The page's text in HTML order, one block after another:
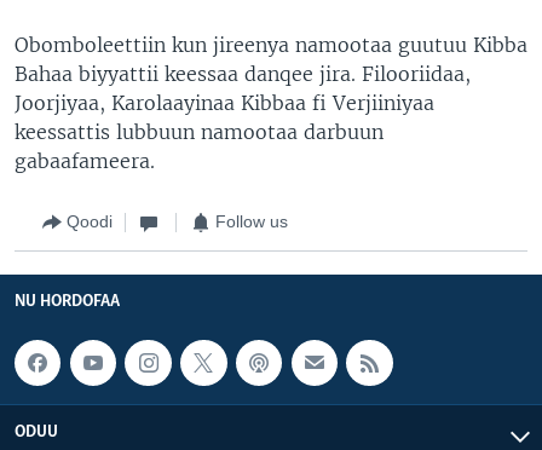
Obomboleettiin kun jireenya namootaa guutuu Kibba
Bahaa biyyattii keessaa danqee jira. Filooriidaa,
Joorjiyaa, Karolaayinaa Kibbaa fi Verjiiniyaa
keessattis lubbuun namootaa darbuun
gabaafameera.
Qoodi Follow us
NU HORDOFAA
ODUU